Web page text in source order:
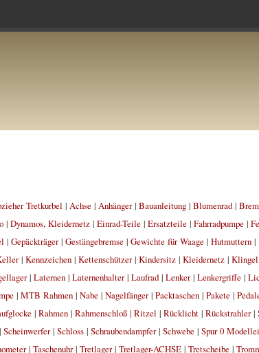
Tretkurbel | Achse| Anhänger| Bauanleitung| Blumenrad|
| Dynamos, Kleidernetz| Einrad-Teile| Ersatzteile| Fahrradpumpe|
| Gepäckträger| Gestängebremse| Gewichte für Waage| Hutmuttern|
| Kennzeichen| Kettenschützer| Kindersitz| Kleidernetz| Klingel
| Laternen| Laternenhalter| Laufrad| Lenker| Lenkergriffe|
| MTB Rahmen| Nabe| Nagelfänger| Packtaschen| Pakete|
| Rahmen| Rahmenschloß| Ritzel | Rücklicht| Rückstrahler|
Scheinwerfer| Schloss| Schraubendampfer| Schwebe| Spur 0
| Taschenuhr| Tretlager| Tretlager-ACHSE| Tretscheibe|